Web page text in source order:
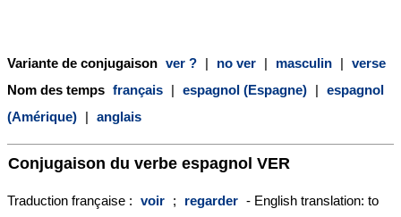
Variante de conjugaison ver ? | no ver | masculin | verse
Nom des temps français | espagnol (Espagne) | espagnol
(Amérique) | anglais
Conjugaison du verbe espagnol VER
Traduction française : voir ; regarder - English translation: to